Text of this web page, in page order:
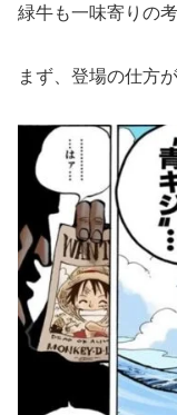
緑牛も一味寄りの
まず、登場の仕方